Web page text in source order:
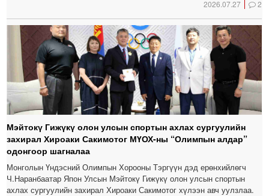
2026.07.27 2
Мэйтокү Гижүкү олон улсын спортын ахлах сургуулийн
захирал Хироаки Сакимотог МҮОХ-ны “Олимпын алдар”
одонгоор шагналаа
Монголын Үндэсний Олимпын Хорооны Тэргүүн дэд ерөнхийлөгч
Ч.Наранбаатар Япон Улсын Мэйтокү Гижүкү олон улсын спортын
ахлах сургуулийн захирал Хироаки Сакимотог хүлээн авч уулзлаа.